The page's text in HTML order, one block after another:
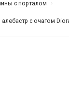
с порталом
с очагом